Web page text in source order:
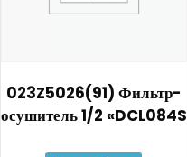
023Z5026(91) Фильтр-
осушитель 1/2 «DCL084S